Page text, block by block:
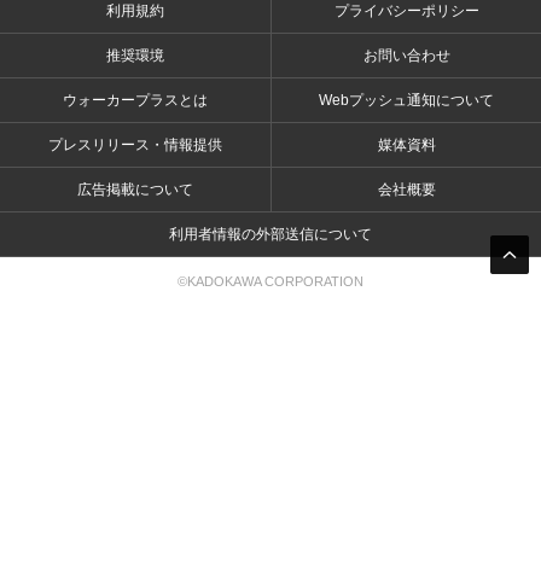
利用規約 プライバシーポリシー
推奨環境 お問い合わせ
ウォーカープラスとは Webプッシュ通知について
プレスリリース・情報提供 媒体資料
広告掲載について 会社概要
利用者情報の外部送信について
©KADOKAWA CORPORATION